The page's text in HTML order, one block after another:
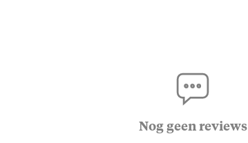
Nog geen reviews